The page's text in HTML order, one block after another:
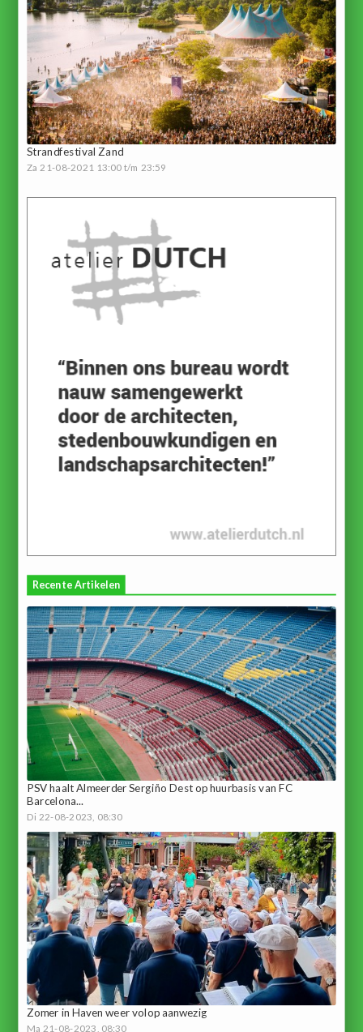
Strandfestival Zand
Za 21-08-2021 13:00 t/m 23:59
Recente Artikelen
PSV haalt Almeerder Sergiño Dest op huurbasis van FC
Barcelona...
Di 22-08-2023, 08:30
Zomer in Haven weer volop aanwezig
Ma 21-08-2023, 08:30